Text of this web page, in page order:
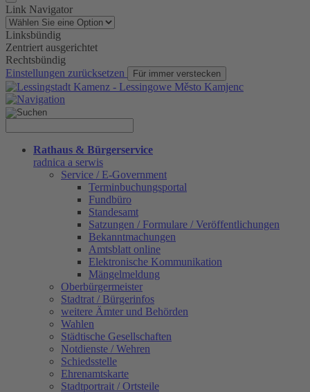
Link Navigator
Linksbündig
Zentriert ausgerichtet
Rechtsbündig
Einstellungen zurücksetzen
Für immer verstecken
Rathaus & Bürgerservice
radnica a serwis
Service / E-Government
Terminbuchungsportal
Fundbüro
Standesamt
Satzungen / Formulare / Veröffentlichungen
Bekanntmachungen
Amtsblatt online
Elektronische Kommunikation
Mängelmeldung
Oberbürgermeister
Stadtrat / Bürgerinfos
weitere Ämter und Behörden
Wahlen
Städtische Gesellschaften
Notdienste / Wehren
Schiedsstelle
Ehrenamtskarte
Stadtportrait / Ortsteile